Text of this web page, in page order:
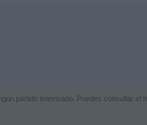
partido televisado. Puedes consultar el